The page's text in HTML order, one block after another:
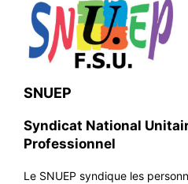
SNUEP
Syndicat National
Professionnel
Le SNUEP syndique les